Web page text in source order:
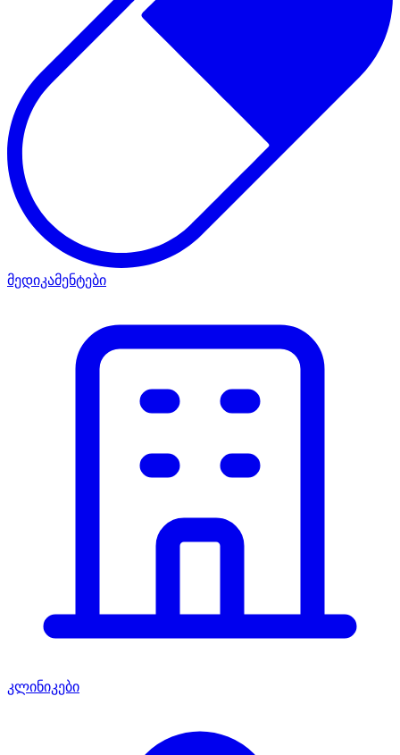
მედიკამენტები
კლინიკები